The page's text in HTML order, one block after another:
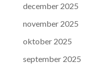
december 2025
november 2025
oktober 2025
september 2025